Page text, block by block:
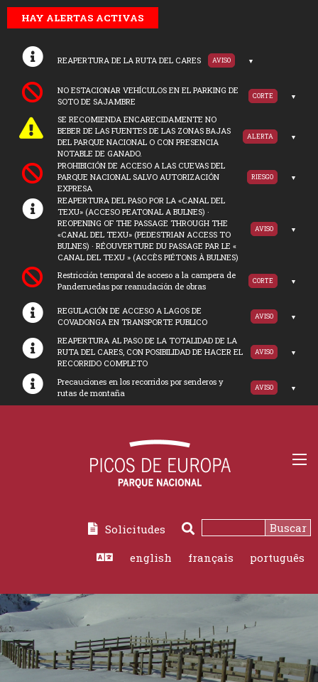
HAY ALERTAS ACTIVAS
REAPERTURA DE LA RUTA DEL CARES AVISO
NO ESTACIONAR VEHÍCULOS EN EL PARKING DE
SOTO DE SAJAMBRE
CORTE
SE RECOMIENDA ENCARECIDAMENTE NO
BEBER DE LAS FUENTES DE LAS ZONAS BAJAS
DEL PARQUE NACIONAL O CON PRESENCIA
NOTABLE DE GANADO.
ALERTA
PROHIBICIÓN DE ACCESO A LAS CUEVAS DEL
PARQUE NACIONAL SALVO AUTORIZACIÓN
EXPRESA
RIESGO
REAPERTURA DEL PASO POR LA «CANAL DEL
TEXU» (ACCESO PEATONAL A BULNES) ·
REOPENING OF THE PASSAGE THROUGH THE
«CANAL DEL TEXU» (PEDESTRIAN ACCESS TO
BULNES) · RÉOUVERTURE DU PASSAGE PAR LE «
CANAL DEL TEXU » (ACCÈS PIÉTONS À BULNES)
AVISO
Restricción temporal de acceso a la campera de
Panderruedas por reanudación de obras
CORTE
REGULACIÓN DE ACCESO A LAGOS DE
COVADONGA EN TRANSPORTE PUBLICO
AVISO
REAPERTURA AL PASO DE LA TOTALIDAD DE LA
RUTA DEL CARES, CON POSIBILIDAD DE HACER EL
RECORRIDO COMPLETO
AVISO
Precauciones en los recorridos por senderos y
rutas de montaña
AVISO
Solicitudes Buscar
english français português